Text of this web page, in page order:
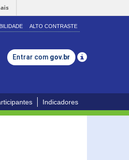
ALTO CONTRASTE
Entrar com gov.br
Indicadores